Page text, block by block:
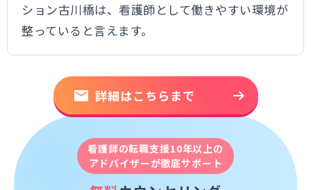
ション古川橋は、看護師として働きやすい環境が
整っていると言えます。
詳細はこちらまで
看護師の転職支援10年以上の
アドバイザーが徹底サポート